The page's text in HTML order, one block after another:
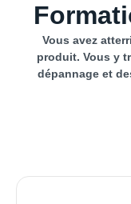
Vous avez
produit. Vous y
dépannage et